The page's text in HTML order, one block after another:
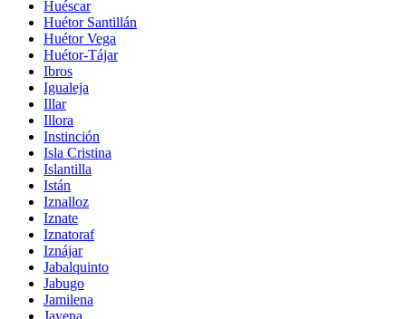
Huéscar
Huétor Santillán
Huétor Vega
Huétor-Tájar
Ibros
Igualeja
Illar
Illora
Instinción
Isla Cristina
Islantilla
Istán
Iznalloz
Iznate
Iznatoraf
Iznájar
Jabalquinto
Jabugo
Jamilena
Jayena